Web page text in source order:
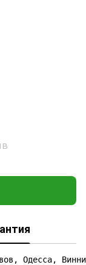
Одесса,